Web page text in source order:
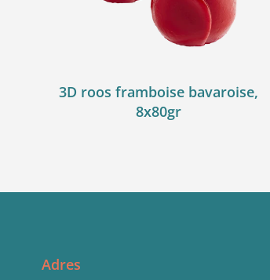
3D roos framboise bavaroise,
8x80gr
Adres